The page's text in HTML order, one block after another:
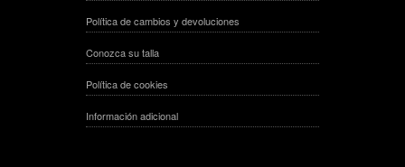
Política de cambios y devoluciones
Conozca su talla
Política de cookies
Información adicional